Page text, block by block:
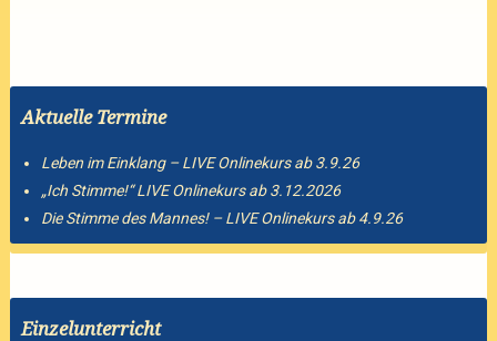
Aktuelle Termine
Leben im Einklang – LIVE Onlinekurs ab 3.9.26
„Ich Stimme!“ LIVE Onlinekurs ab 3.12.2026
Die Stimme des Mannes! – LIVE Onlinekurs ab 4.9.26
Einzelunterricht